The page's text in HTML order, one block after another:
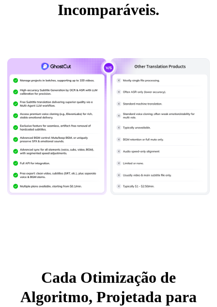
Incomparáveis.
Cada Otimização de
Algoritmo, Projetada para